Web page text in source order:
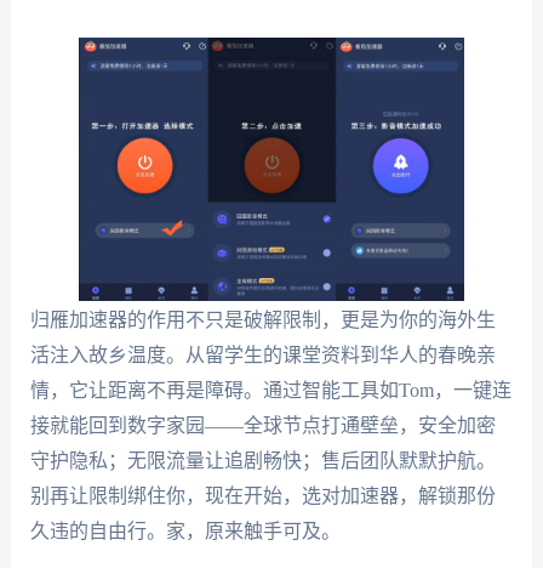
归雁加速器的作用不只是破解限制，更是为你的海外生
活注入故乡温度。从留学生的课堂资料到华人的春晚亲
情，它让距离不再是障碍。通过智能工具如Tom，一键连
接就能回到数字家园——全球节点打通壁垒，安全加密
守护隐私；无限流量让追剧畅快；售后团队默默护航。
别再让限制绑住你，现在开始，选对加速器，解锁那份
久违的自由行。家，原来触手可及。